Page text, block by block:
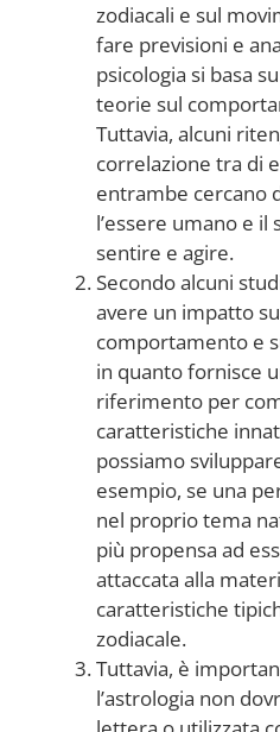
zodiacali e sul
fare previsioni e
psicologia si basa
teorie sul
Tuttavia, alcuni
correlazione tra di
entrambe cercano
l’essere umano e
sentire e agire.
Secondo alcuni
avere un impatto
comportamento e
in quanto fornisce
riferimento per
caratteristiche
possiamo
esempio, se una
nel proprio tema
più propensa ad
attaccata alla
caratteristiche
zodiacale.
Tuttavia, è
l’astrologia non